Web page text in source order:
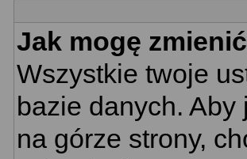
Jak mogę
Wszystkie twoje
bazie danych.
na górze strony,